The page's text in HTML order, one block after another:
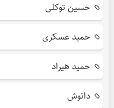
حسین توکلی
حمید عسکری
حمید هیراد
دانوش